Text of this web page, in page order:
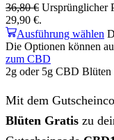
36,80€ Ursprünglicher
29,90 €.
Ausführung wählen
Die Optionen können
zum CBD
2g oder 5g CBD Blüten
Mit dem
Blüten Gratis zu